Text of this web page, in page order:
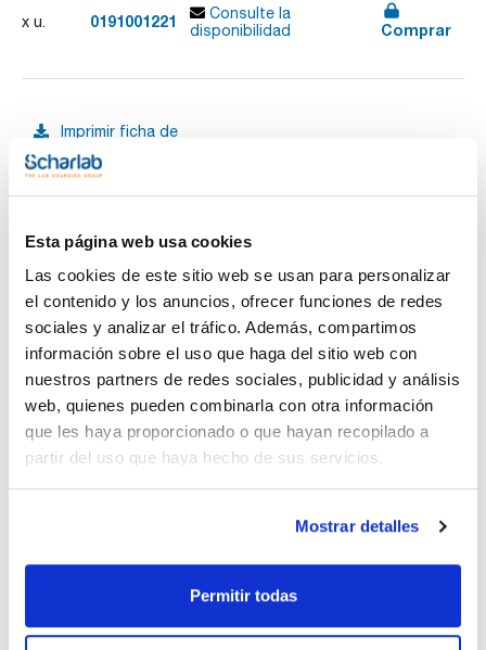
Esta página web usa cookies
Las cookies de este sitio web se usan para personalizar
el contenido y los anuncios, ofrecer funciones de redes
sociales y analizar el tráfico. Además, compartimos
información sobre el uso que haga del sitio web con
nuestros partners de redes sociales, publicidad y análisis
web, quienes pueden combinarla con otra información
que les haya proporcionado o que hayan recopilado a
partir del uso que haya hecho de sus servicios.
Mostrar detalles
Permitir todas
x u. 0191001221
Consulte la
disponibilidad
Comprar
Imprimir ficha de
Características
Unión : 12/21
Pack (u.) : 1
Clips para unión cónica en acero inox. AISI 304
Ver más
Documentación técnica
TDS / Ficha técnica
Regístrate para
descargas
COA
Regístrate para
descargas
SDS/ Hoja de seguridad
productos marca Scharlau habitualmente en stock,